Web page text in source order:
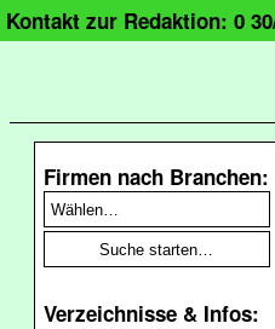
Kontakt zur Redaktion: 0
Firmen nach Branchen:
Verzeichnisse & Infos: